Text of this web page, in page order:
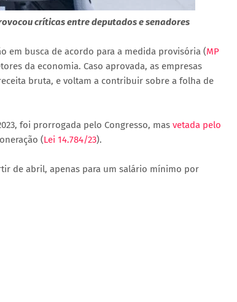
críticas entre deputados e senadores
em busca de acordo para a medida provisória (MP
da economia. Caso aprovada, as empresas
bruta, e voltam a contribuir sobre a folha de
foi prorrogada pelo Congresso, mas vetada pelo
(Lei 14.784/23).
de abril, apenas para um salário mínimo por